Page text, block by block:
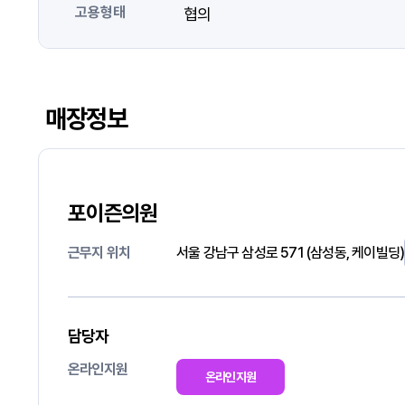
고용형태 협의
매장정보
포이즌의원
근무지 위치 서울 강남구 삼성로 571 (삼성동, 케이빌딩)
담당자
온라인지원 온라인지원